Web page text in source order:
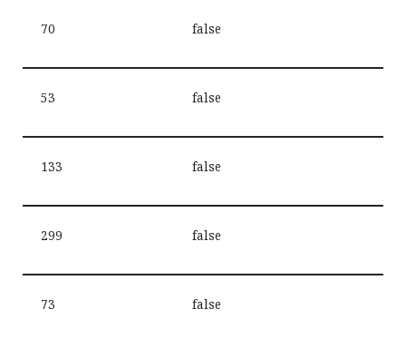
70 false
53 false
133 false
299 false
73 false